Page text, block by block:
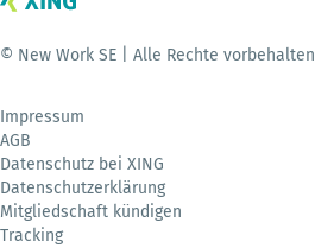
© New Work SE | Alle Rechte vorbehalten
Impressum
AGB
Datenschutz bei XING
Datenschutzerklärung
Mitgliedschaft kündigen
Tracking